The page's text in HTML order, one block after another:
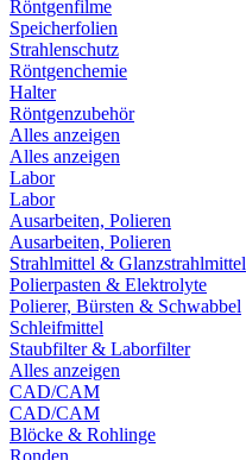
Röntgenfilme
Speicherfolien
Strahlenschutz
Röntgenchemie
Halter
Röntgenzubehör
Alles anzeigen
Alles anzeigen
Labor
Labor
Ausarbeiten, Polieren
Ausarbeiten, Polieren
Strahlmittel & Glanzstrahlmittel
Polierpasten & Elektrolyte
Polierer, Bürsten & Schwabbel
Schleifmittel
Staubfilter & Laborfilter
Alles anzeigen
CAD/CAM
CAD/CAM
Blöcke & Rohlinge
Ronden